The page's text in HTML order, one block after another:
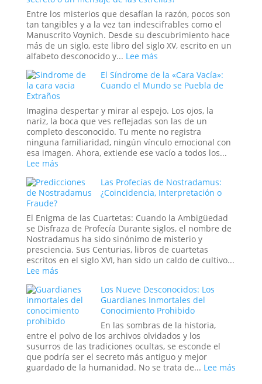
sus
El
Misterio
Ciencia
de
Entre los misterios que desafían la razón, pocos son
tan tangibles y a la vez tan indescifrables como el
Manuscrito Voynich. Desde su descubrimiento hace
más de un siglo, este libro del siglo XV, escrito en un
alfabeto desconocido y... Lee más:
Manuscrito
Voynich:
engaño
medieval,
un
tratado
secreto
mensaje
de
estrellas?
El Síndrome de la «Cara Vacía»:
Cuando el Mundo se Puebla de
Extraños
Imagina despertar y mirar al espejo. Los ojos, la
nariz, la boca que ves reflejadas son las de un
completo desconocido. Tu mente no registra
ninguna familiaridad, ningún vínculo emocional con
esa imagen. Ahora, extiende ese vacío a todos los...
Lee más:
Síndrome
de
«Cara
Vacía»:
Cuando
el
Mundo
se
de
Extraños
Las Profecías de Nostradamus:
¿Coincidencia, Interpretación o
Fraude?
El Enigma de las Cuartetas: Cuando la Ambigüedad
se Disfraza de Profecía Durante siglos, el nombre de
Nostradamus ha sido sinónimo de misterio y
presciencia. Sus Centurias, libros de cuartetas
escritos en el siglo XVI, han sido un caldo de cultivo...
Lee más:
Profecías
de
Nostradamus:
¿Coincidencia,
Interpretación
o
Fraude?
Los Nueve Desconocidos: Los
Guardianes Inmortales del
Conocimiento Prohibido
En las sombras de la historia,
entre el polvo de los archivos olvidados y los
susurros de las tradiciones ocultas, se esconde el
que podría ser el secreto más antiguo y mejor
guardado de la humanidad. No se trata de... Lee más: